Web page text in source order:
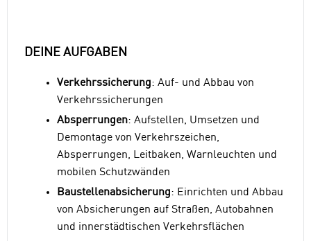
DEINE AUFGABEN
Verkehrssicherung: Auf- und Abbau von
Verkehrssicherungen
Absperrungen: Aufstellen, Umsetzen und
Demontage von Verkehrszeichen,
Absperrungen, Leitbaken, Warnleuchten und
mobilen Schutzwänden
Baustellenabsicherung: Einrichten und Abbau
von Absicherungen auf Straßen, Autobahnen
und innerstädtischen Verkehrsflächen